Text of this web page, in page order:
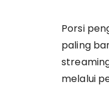
Porsi
paling
melalui